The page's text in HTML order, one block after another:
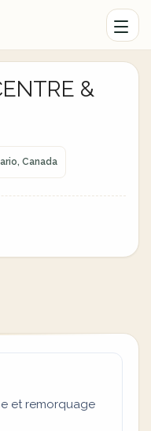
&
Canada
et remorquage